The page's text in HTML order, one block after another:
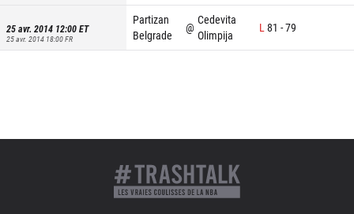
25 avr. 2014 12:00ET
25 avr. 2014 18:00FR
Partizan
Belgrade
@
Cedevita
Olimpija
L81 -79